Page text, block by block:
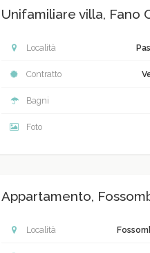
Unifamiliare villa, Fano
Località
Contratto
Bagni
Foto
Appartamento,
Località